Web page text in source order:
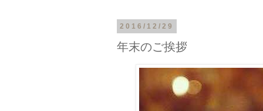
2016/12/29
年末のご挨拶